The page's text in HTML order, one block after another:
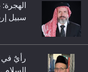
حفل
الأحمدية
سبيل
رأيٌ في